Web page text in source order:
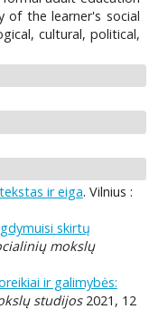
of the learner's social
cultural, political,
ir eiga. Vilnius :
skirtų
mokslų
ir galimybės:
studijos2021, 12